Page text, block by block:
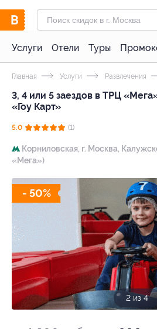
Услуги Отели Туры
Главная Услуги Развлечения
3, 4 или 5 заездов в ТРЦ
«Гоу Карт»
5.0 (1)
Корниловская, г. Москва,
«Мега»)
- 50%
2 из 4